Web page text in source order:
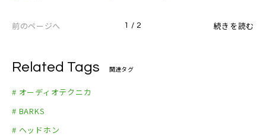
前のページへ 1 / 2 続きを読む
Related Tags 関連タグ
# オーディオテクニカ
# BARKS
# ヘッドホン